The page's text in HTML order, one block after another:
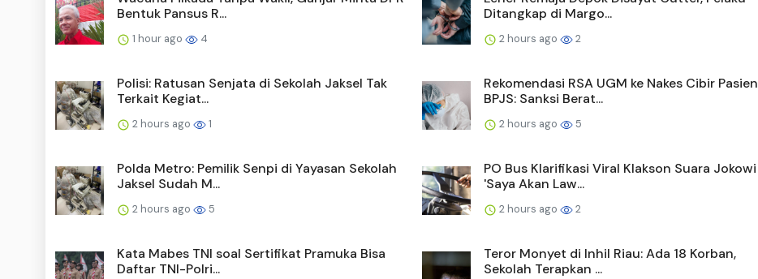
Bentuk Pansus R...
1 hour ago 4
Ditangkap di Margo...
2 hours ago 2
Polisi: Ratusan Senjata di Sekolah Jaksel Tak
Terkait Kegiat...
2 hours ago 1
Rekomendasi RSA UGM ke Nakes Cibir Pasien
BPJS: Sanksi Berat...
2 hours ago 5
Polda Metro: Pemilik Senpi di Yayasan Sekolah
Jaksel Sudah M...
2 hours ago 5
PO Bus Klarifikasi Viral Klakson Suara Jokowi
'Saya Akan Law...
2 hours ago 2
Kata Mabes TNI soal Sertifikat Pramuka Bisa
Daftar TNI-Polri...
Teror Monyet di Inhil Riau: Ada 18 Korban,
Sekolah Terapkan ...